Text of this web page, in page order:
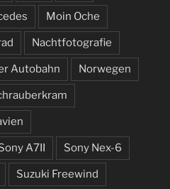
Moin Oche
Nachtfotografie
Autobahn Norwegen
A7II Sony Nex-6
Suzuki Freewind